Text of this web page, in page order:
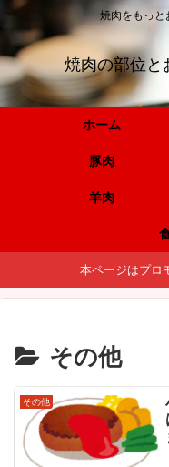
焼肉をもっと
焼肉の部位と
ホーム
豚肉
羊肉
本ページはプロ
その他
その他